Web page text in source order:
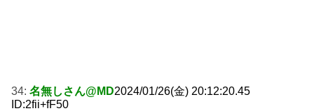
34: 名無しさん@MD2024/01/26(金) 20:12:20.45
ID:2fii+fF50